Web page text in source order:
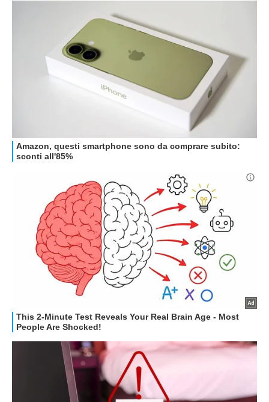
GUIDE ALL'ACQUISTO